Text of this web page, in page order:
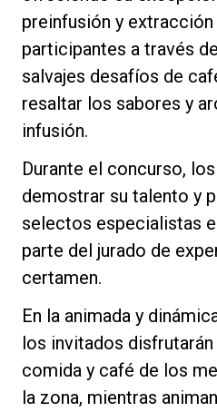
preinfusión y extracción
participantes a través
salvajes desafíos de
resaltar los sabores y
infusión.
Durante el concurso,
demostrar su talento y
selectos especialistas
parte del jurado de
certamen.
En la animada y
los invitados
comida y café de los
la zona, mientras
Política de Privacidad